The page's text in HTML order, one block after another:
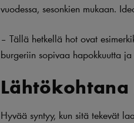
vuodessa, sesonkien mukaan.
– Tällä hetkellä hot ovat
burgeriin sopivaa hapokkuutta
Hyvää syntyy, kun sitä tekevät